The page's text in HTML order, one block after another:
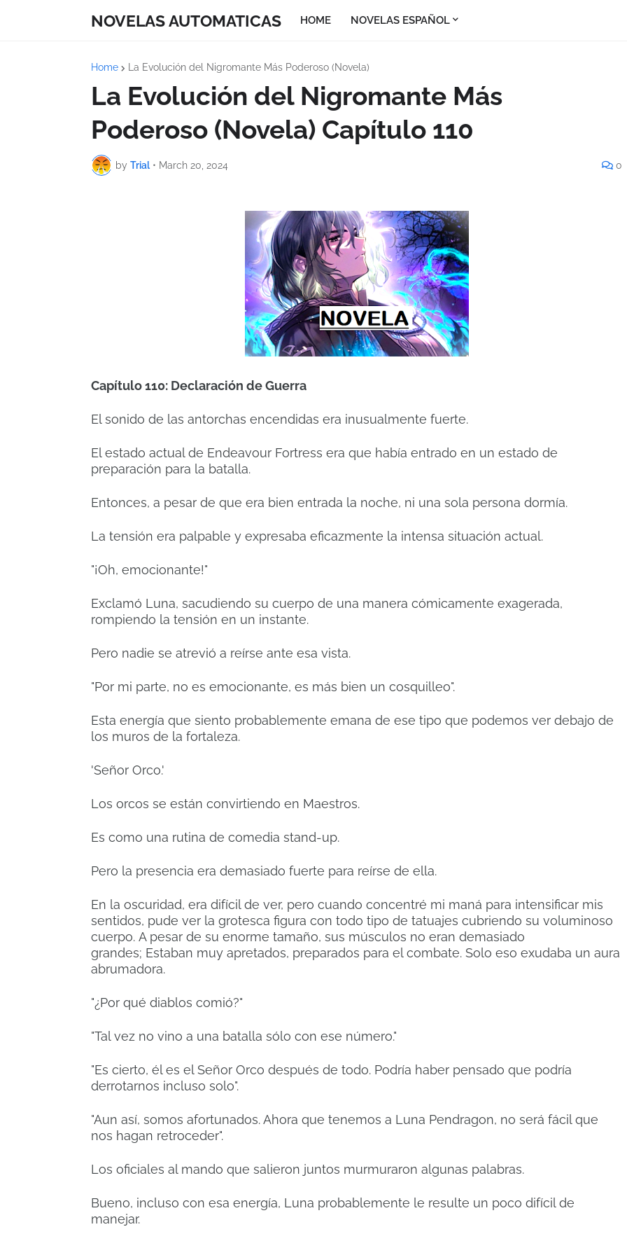
NOVELAS AUTOMATICAS HOME NOVELAS ESPAÑOL
Home La Evolución del Nigromante Más Poderoso (Novela)
La Evolución del Nigromante Más
Poderoso (Novela) Capítulo 110
by Trial • March 20, 2024 0
Capítulo 110: Declaración de Guerra
El sonido de las antorchas encendidas era inusualmente fuerte.
El estado actual de Endeavour Fortress era que había entrado en un estado de
preparación para la batalla.
Entonces, a pesar de que era bien entrada la noche, ni una sola persona dormía.
La tensión era palpable y expresaba eficazmente la intensa situación actual.
"¡Oh, emocionante!"
Exclamó Luna, sacudiendo su cuerpo de una manera cómicamente exagerada,
rompiendo la tensión en un instante.
Pero nadie se atrevió a reírse ante esa vista.
"Por mi parte, no es emocionante, es más bien un cosquilleo".
Esta energía que siento probablemente emana de ese tipo que podemos ver debajo de
los muros de la fortaleza.
'Señor Orco.'
Los orcos se están convirtiendo en Maestros.
Es como una rutina de comedia stand-up.
Pero la presencia era demasiado fuerte para reírse de ella.
En la oscuridad, era difícil de ver, pero cuando concentré mi maná para intensificar mis
sentidos, pude ver la grotesca figura con todo tipo de tatuajes cubriendo su voluminoso
cuerpo. A pesar de su enorme tamaño, sus músculos no eran demasiado
grandes; Estaban muy apretados, preparados para el combate. Solo eso exudaba un aura
abrumadora.
"¿Por qué diablos comió?"
"Tal vez no vino a una batalla sólo con ese número."
"Es cierto, él es el Señor Orco después de todo. Podría haber pensado que podría
derrotarnos incluso solo".
"Aun así, somos afortunados. Ahora que tenemos a Luna Pendragon, no será fácil que
nos hagan retroceder".
Los oficiales al mando que salieron juntos murmuraron algunas palabras.
Bueno, incluso con esa energía, Luna probablemente le resulte un poco difícil de
manejar.